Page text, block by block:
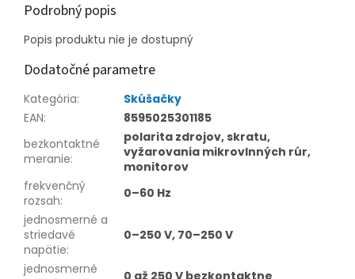
Podrobný popis
Popis produktu nie je dostupný
Dodatočné parametre
Kategória:
Skúšačky
EAN:
8595025301185
bezkontaktné
meranie:
polarita zdrojov, skratu,
vyžarovania mikrovlnných rúr,
monitorov
frekvenčný
rozsah:
0–60 Hz
jednosmerné a
striedavé
napätie:
0–250 V, 70–250 V
jednosmerné